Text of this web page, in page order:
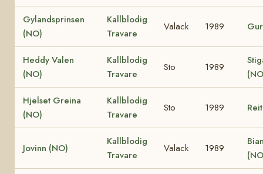
Gylandsprinsen
(NO)
Kallblodig
Travare
Valack 1989
Heddy Valen
(NO)
Kallblodig
Travare
Sto 1989
Hjelset Greina
(NO)
Kallblodig
Travare
Sto 1989
Jovinn (NO)
Kallblodig
Travare
Valack 1989